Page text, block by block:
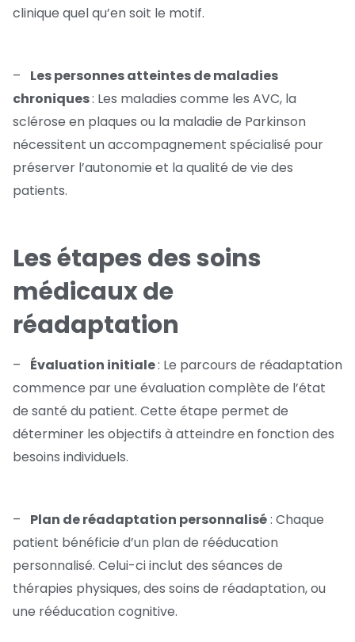
clinique quel qu’en soit le motif.
–
Les personnes atteintes de maladies
chroniques: Les maladies comme les AVC, la
sclérose en plaques ou la maladie de Parkinson
nécessitent un accompagnement spécialisé pour
préserver l’autonomie et la qualité de vie des
patients.
Les étapes des soins
médicaux de
réadaptation
– Évaluation initiale: Le parcours de réadaptation
commence par une évaluation complète de l’état
de santé du patient. Cette étape permet de
déterminer les objectifs à atteindre en fonction des
besoins individuels.
– Plan de réadaptation personnalisé: Chaque
patient bénéficie d’un plan de rééducation
personnalisé. Celui-ci inclut des séances de
thérapies physiques, des soins de réadaptation, ou
une rééducation cognitive.